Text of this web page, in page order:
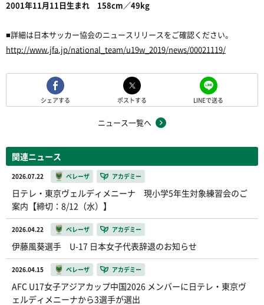
2001年11月11日生まれ 158cm／49kg
■詳細は日本サッカー協会のニュースリリースをご確認ください。
http://www.jfa.jp/national_team/u19w_2019/news/00021119/
シェアする ポストする LINEで送る
ニュース一覧へ
関連ニュース
2026.07.22 ベレーザ アカデミー
日テレ・東京ヴェルディメニーナ 現小学5年生対象練習会のご
案内【締切：8/12（水）】
2026.04.22 ベレーザ アカデミー
伊藤風葵選手 U-17 日本女子代表辞退のお知らせ
2026.04.15 ベレーザ アカデミー
AFC U17女子アジアカップ中国2026 メンバーに日テレ・東京ヴ
ェルディメニーナから3選手が選出